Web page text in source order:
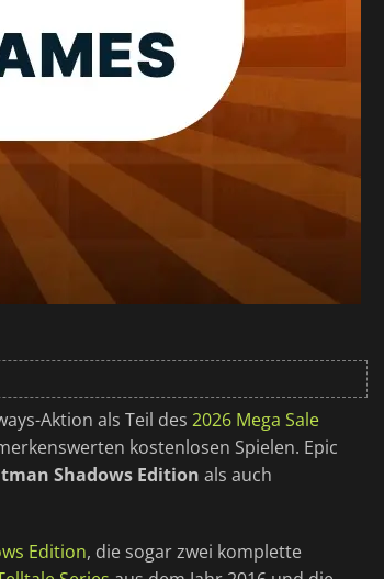
Aktion als Teil des 2026 Mega Sale
kostenlosen Spielen. Epic
Shadows Edition als auch
Edition, die sogar zwei komplette